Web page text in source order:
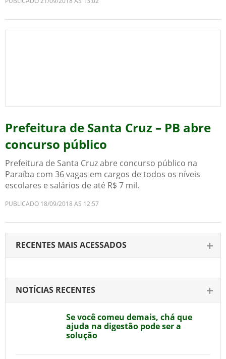
Prefeitura de Santa Cruz – PB abre
concurso público
Prefeitura de Santa Cruz abre concurso público na
Paraíba com 36 vagas em cargos de todos os níveis
escolares e salários de até R$ 7 mil.
PUBLICADO 18/09/2018 AS 12:57
RECENTES MAIS ACESSADOS
NOTÍCIAS RECENTES
Se você comeu demais, chá que
ajuda na digestão pode ser a
solução